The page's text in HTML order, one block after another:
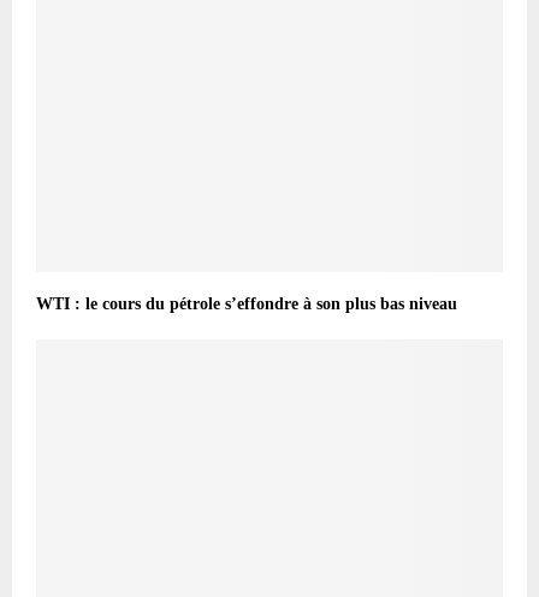
WTI : le cours du pétrole s’effondre à son plus bas niveau